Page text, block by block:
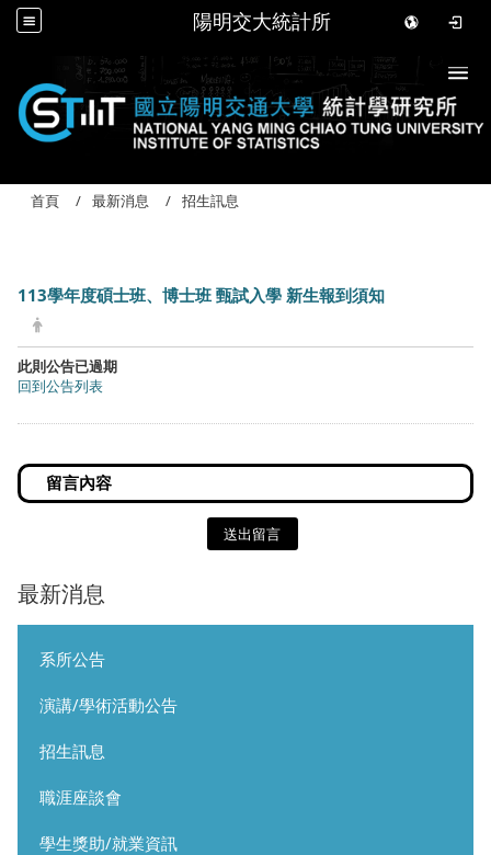
陽明交大統計所
最新消息
系所公告
演講/學術活動公告
招生訊息
職涯座談會
學生獎助/就業資訊
首頁 最新消息 招生訊息
113學年度碩士班、博士班 甄試入學 新生報到須知
此則公告已過期
回到公告列表
送出留言